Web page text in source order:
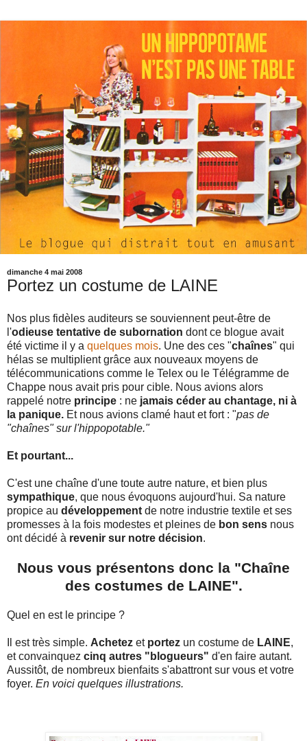
dimanche 4 mai 2008
Portez un costume de LAINE
Nos plus fidèles auditeurs se souviennent peut-être de
l'odieuse tentative de subornation dont ce blogue avait
été victime il y a quelques mois. Une des ces "chaînes" qui
hélas se multiplient grâce aux nouveaux moyens de
télécommunications comme le Telex ou le Télégramme de
Chappe nous avait pris pour cible. Nous avions alors
rappelé notre principe : ne jamais céder au chantage, ni à
la panique. Et nous avions clamé haut et fort : "pas de
"chaînes" sur l'hippopotable."
Et pourtant...
C'est une chaîne d'une toute autre nature, et bien plus
sympathique, que nous évoquons aujourd'hui. Sa nature
propice au développement de notre industrie textile et ses
promesses à la fois modestes et pleines de bon sens nous
ont décidé à revenir sur notre décision.
Nous vous présentons donc la "Chaîne
des costumes de LAINE".
Quel en est le principe ?
Il est très simple. Achetez et portez un costume de LAINE,
et convainquez cinq autres "blogueurs" d'en faire autant.
Aussitôt, de nombreux bienfaits s'abattront sur vous et votre
foyer. En voici quelques illustrations.